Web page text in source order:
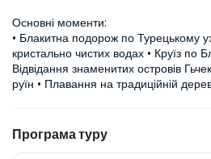
Основні моменти:
• Блакитна подорож по Турецькому
кристально чистих водах • Круїз по
Відвідання знаменитих островів
руїн • Плавання на традиційній
Програма туру